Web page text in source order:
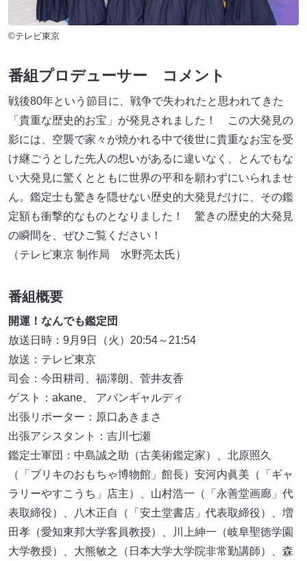
©テレビ東京
番組プロデューサー コメント
戦後80年という節目に、戦争で失われたと思われてきた
「貴重な歴史的お宝」が発見されました！ この大発見の
影には、空襲で家々が焼かれる中で後世に貴重なお宝を受
け継ごうとした先人の想いがあるに違いなく、とんでもな
い大発見に驚くとともに世界の平和を願わずにいられませ
ん。鑑定士も驚きを隠せない歴史的大発見だけに、その鑑
定額も衝撃的なものとなりました！ 驚きの歴史的大発見
の瞬間を、ぜひご覧ください！
（テレビ東京 制作局 水野亮太氏）
番組概要
開運！なんでも鑑定団
放送日時：9月9日（火）20:54～21:54
放送：テレビ東京
司会：今田耕司、福澤朗、菅井友香
ゲスト：akane、 アバンギャルディ
出張リポーター：原口あきまさ
出張アシスタント：吉川七瀬
鑑定士軍団：中島誠之助（古美術鑑定家）、北原照久
（「ブリキのおもちゃ博物館」館長）安河内眞美（「ギャ
ラリーやすこうち」店主）、山村浩一（「永善堂画廊」代
表取締役）、八木正自（「安土堂書店」代表取締役）、増
田孝（愛知東邦大学客員教授）、川上紳一（岐阜聖徳学園
大学教授）、大熊敏之（日本大学大学院非常勤講師）、森